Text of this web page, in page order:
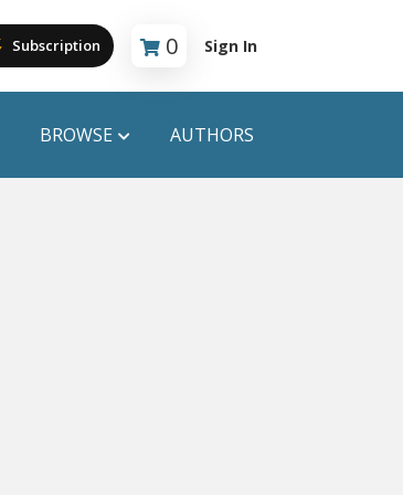
Subscription 0
Cart is empty
Sign In
BROWSE AUTHORS